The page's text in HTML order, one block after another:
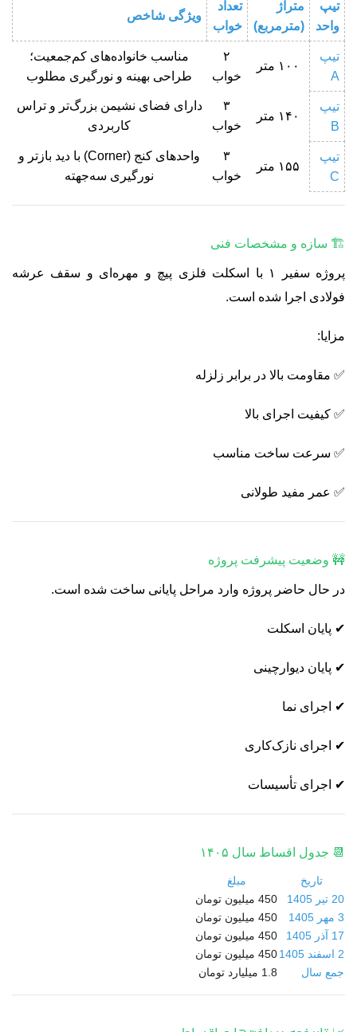
تیپ
واحد
متراژ
(مترمربع)
تعداد
خواب
ویژگی شاخص
تیپ
A
۱۰۰ متر
۲
خواب
مناسب خانواده‌های کم‌جمعیت؛
طراحی بهینه و نورگیری مطلوب
تیپ
B
۱۴۰ متر
۳
خواب
دارای فضای نشیمن بزرگ‌تر و تراس
کاربردی
تیپ
C
۱۵۵ متر
۳
خواب
واحدهای کنج (Corner) با دید بازتر و
نورگیری سه‌جهته
🏗 سازه و مشخصات فنی
پروژه سفیر ۱ با اسکلت فلزی پیچ و مهره‌ای و سقف عرشه
فولادی اجرا شده است.
مزایا:
✅ مقاومت بالا در برابر زلزله
✅ کیفیت اجرای بالا
✅ سرعت ساخت مناسب
✅ عمر مفید طولانی
🚧 وضعیت پیشرفت پروژه
در حال حاضر پروژه وارد مراحل پایانی ساخت شده است.
✔ پایان اسکلت
✔ پایان دیوارچینی
✔ اجرای نما
✔ اجرای نازک‌کاری
✔ اجرای تأسیسات
📆 جدول اقساط سال ۱۴۰۵
تاریخ
مبلغ
20 تیر 1405
450 میلیون تومان
3 مهر 1405
450 میلیون تومان
17 آذر 1405
450 میلیون تومان
2 اسفند 1405
450 میلیون تومان
جمع سال
1.8 میلیارد تومان